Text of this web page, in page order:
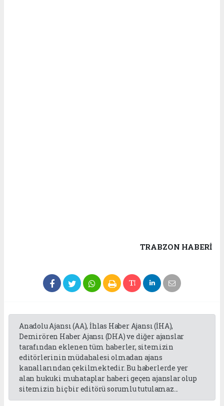
TRABZON HABERİ
Anadolu Ajansı (AA), İhlas Haber Ajansı (İHA),
Demirören Haber Ajansı (DHA) ve diğer ajanslar
tarafından eklenen tüm haberler, sitemizin
editörlerinin müdahalesi olmadan ajans
kanallarından çekilmektedir. Bu haberlerde yer
alan hukuki muhataplar haberi geçen ajanslar olup
sitemizin hiç bir editörü sorumlu tutulamaz...